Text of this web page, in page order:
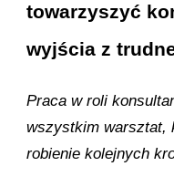
towarzyszyć
wyjścia z
Praca w roli
wszystkim warsztat,
robienie kolejnych